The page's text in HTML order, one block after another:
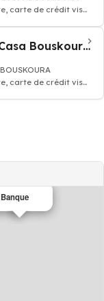
carte de crédit visa
Attijariwafa bank (ag. Casa Bouskoura)
carte de crédit visa
Banque